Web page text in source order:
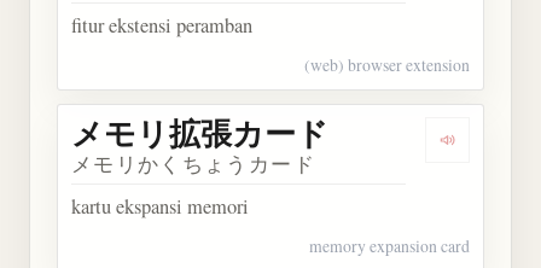
fitur ekstensi peramban
(web) browser extension
Dengarkan
メモリ拡張カード
メモリかくちょうカード
kartu ekspansi memori
memory expansion card